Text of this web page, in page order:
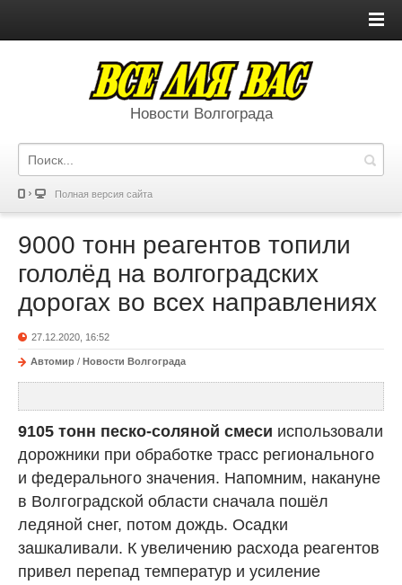
Новости Волгограда
Полная версия сайта
9000 тонн реагентов топили
гололёд на волгоградских
дорогах во всех направлениях
27.12.2020, 16:52
Автомир / Новости Волгограда
9105 тонн песко-соляной смеси использовали
дорожники при обработке трасс регионального
и федерального значения. Напомним, накануне
в Волгоградской области сначала пошёл
ледяной снег, потом дождь. Осадки
зашкаливали. К увеличению расхода реагентов
привел перепад температур и усиление